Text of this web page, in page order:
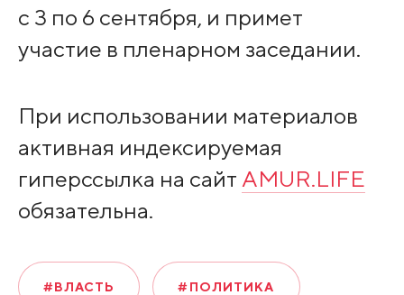
с 3 по 6 сентября, и примет
участие в пленарном заседании.
При использовании материалов
активная индексируемая
гиперссылка на сайт AMUR.LIFE
обязательна.
#ВЛАСТЬ #ПОЛИТИКА